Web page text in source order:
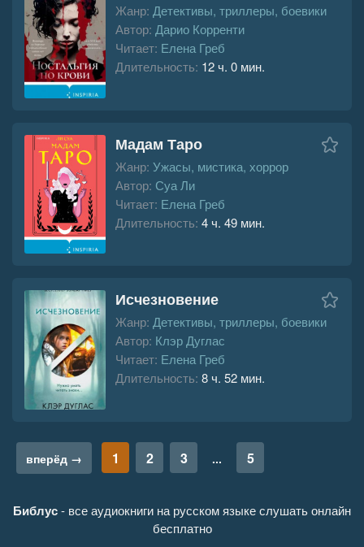
Жанр: Детективы, триллеры, боевики
Автор: Дарио Корренти
Читает: Елена Греб
Длительность: 12 ч. 0 мин.
Мадам Таро
Жанр: Ужасы, мистика, хоррор
Автор: Суа Ли
Читает: Елена Греб
Длительность: 4 ч. 49 мин.
Исчезновение
Жанр: Детективы, триллеры, боевики
Автор: Клэр Дуглас
Читает: Елена Греб
Длительность: 8 ч. 52 мин.
вперёд → 1 2 3 ... 5
Библус- все аудиокниги на русском языке слушать онлайн
бесплатно